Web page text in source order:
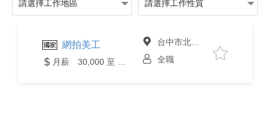
網拍美工
台中市北屯區
全職